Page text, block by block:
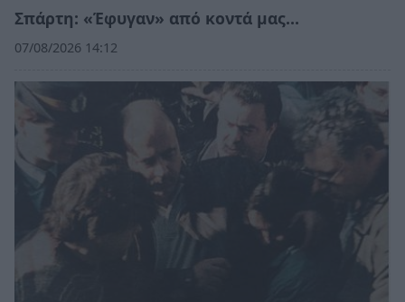
Σπάρτη: «Έφυγαν» από κοντά μας…
07/08/2026 14:12